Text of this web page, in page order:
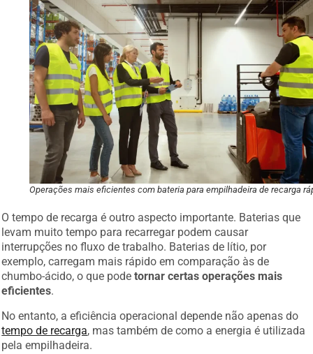
Operações mais eficientes com bateria para empilhadeira de recarga
O tempo de recarga é outro aspecto importante. Baterias que
levam muito tempo para recarregar podem causar
interrupções no fluxo de trabalho. Baterias de lítio, por
exemplo, carregam mais rápido em comparação às de
chumbo-ácido, o que podetornar certas operações mais
eficientes.
No entanto, a eficiência operacional depende não apenas do
tempo de recarga, mas também de como a energia é utilizada
pela empilhadeira.